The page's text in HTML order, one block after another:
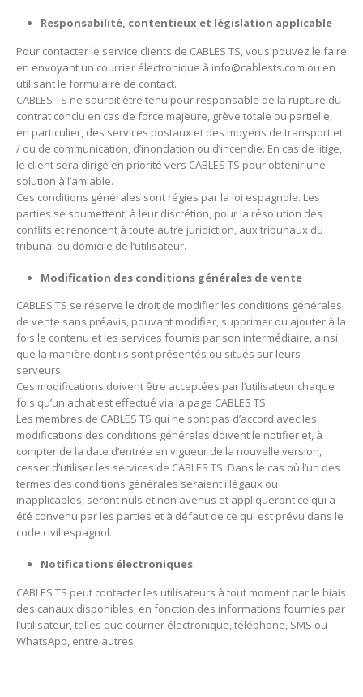
Responsabilité, contentieux et législation applicable
Pour contacter le service clients de CABLES TS, vous pouvez le faire
en envoyant un courrier électronique à info@cablests.com ou en
utilisant le formulaire de contact.
CABLES TS ne saurait être tenu pour responsable de la rupture du
contrat conclu en cas de force majeure, grève totale ou partielle,
en particulier, des services postaux et des moyens de transport et
/ ou de communication, d’inondation ou d’incendie. En cas de litige,
le client sera dirigé en priorité vers CABLES TS pour obtenir une
solution à l’amiable.
Ces conditions générales sont régies par la loi espagnole. Les
parties se soumettent, à leur discrétion, pour la résolution des
conflits et renoncent à toute autre juridiction, aux tribunaux du
tribunal du domicile de l’utilisateur.
Modification des conditions générales de vente
CABLES TS se réserve le droit de modifier les conditions générales
de vente sans préavis, pouvant modifier, supprimer ou ajouter à la
fois le contenu et les services fournis par son intermédiaire, ainsi
que la manière dont ils sont présentés ou situés sur leurs
serveurs.
Ces modifications doivent être acceptées par l’utilisateur chaque
fois qu’un achat est effectué via la page CABLES TS.
Les membres de CABLES TS qui ne sont pas d’accord avec les
modifications des conditions générales doivent le notifier et, à
compter de la date d’entrée en vigueur de la nouvelle version,
cesser d’utiliser les services de CABLES TS. Dans le cas où l’un des
termes des conditions générales seraient illégaux ou
inapplicables, seront nuls et non avenus et appliqueront ce qui a
été convenu par les parties et à défaut de ce qui est prévu dans le
code civil espagnol.
Notifications électroniques
CABLES TS peut contacter les utilisateurs à tout moment par le biais
des canaux disponibles, en fonction des informations fournies par
l’utilisateur, telles que courrier électronique, téléphone, SMS ou
WhatsApp, entre autres.